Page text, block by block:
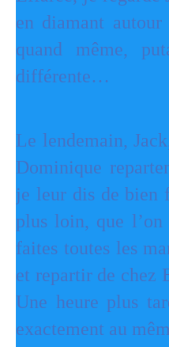
en diamant
quand même,
différente…
Le lendemain,
Dominique
je leur dis de bien
plus loin, que
faites toutes les
et repartir de chez
Une heure plus
exactement au